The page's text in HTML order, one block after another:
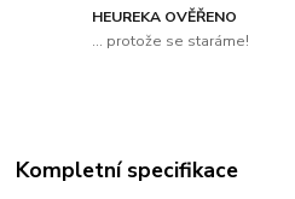
HEUREKA OVĚŘENO
... protože se staráme!
Kompletní specifikace